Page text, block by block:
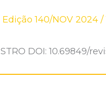
140/NOV 2024 /
DOI: 10.69849/